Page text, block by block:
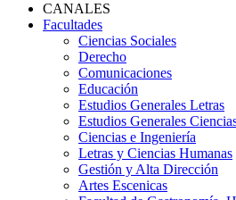
CANALES
Facultades
Ciencias Sociales
Derecho
Comunicaciones
Educación
Estudios Generales Letras
Estudios Generales
Ciencias e Ingeniería
Letras y Ciencias Humanas
Gestión y Alta Dirección
Artes Escenicas